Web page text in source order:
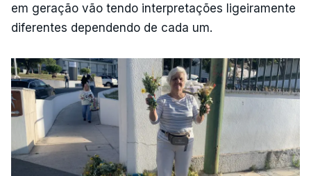
em geração vão tendo interpretações ligeiramente
diferentes dependendo de cada um.